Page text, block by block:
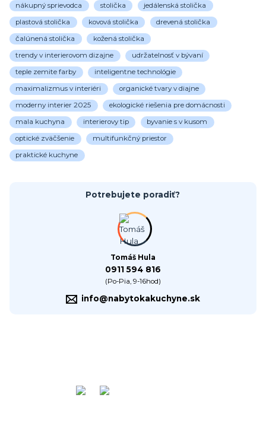
nákupný sprievodca stolička jedálenská stolička
plastová stolička kovová stolička drevená stolička
čalúnená stolička kožená stolička
trendy v interierovom dizajne udržatelnosť v bývaní
teple zemite farby inteligentne technológie
maximalizmus v interiéri organické tvary v diajne
moderny interier 2025 ekologické riešenia pre domácnosti
mala kuchyna interierovy tip byvanie s v kusom
optické zväčšenie multifunkčný priestor
praktické kuchyne
Potrebujete poradiť?
Tomáš Hula
0911 594 816
(Po-Pia, 9-16hod)
info@nabytokakuchyne.sk